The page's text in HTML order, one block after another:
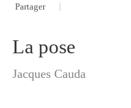
Partager
La pose
Jacques Cauda